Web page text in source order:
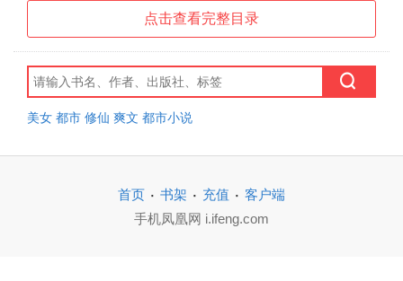
点击查看完整目录
美女 都市 修仙 爽文 都市小说
首页 · 书架 · 充值 · 客户端
手机凤凰网 i.ifeng.com